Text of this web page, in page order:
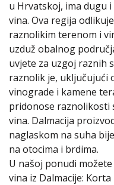
u Hrvatskoj, ima dugu
vina. Ova regija
raznolikim terenom i
uzduž obalnog
uvjete za uzgoj raznih
raznolik je, uključujući
vinograde i kamene
pridonose raznolikosti
vina. Dalmacija
naglaskom na suha
na otocima i brdima.
U našoj ponudi
vina iz Dalmacije: